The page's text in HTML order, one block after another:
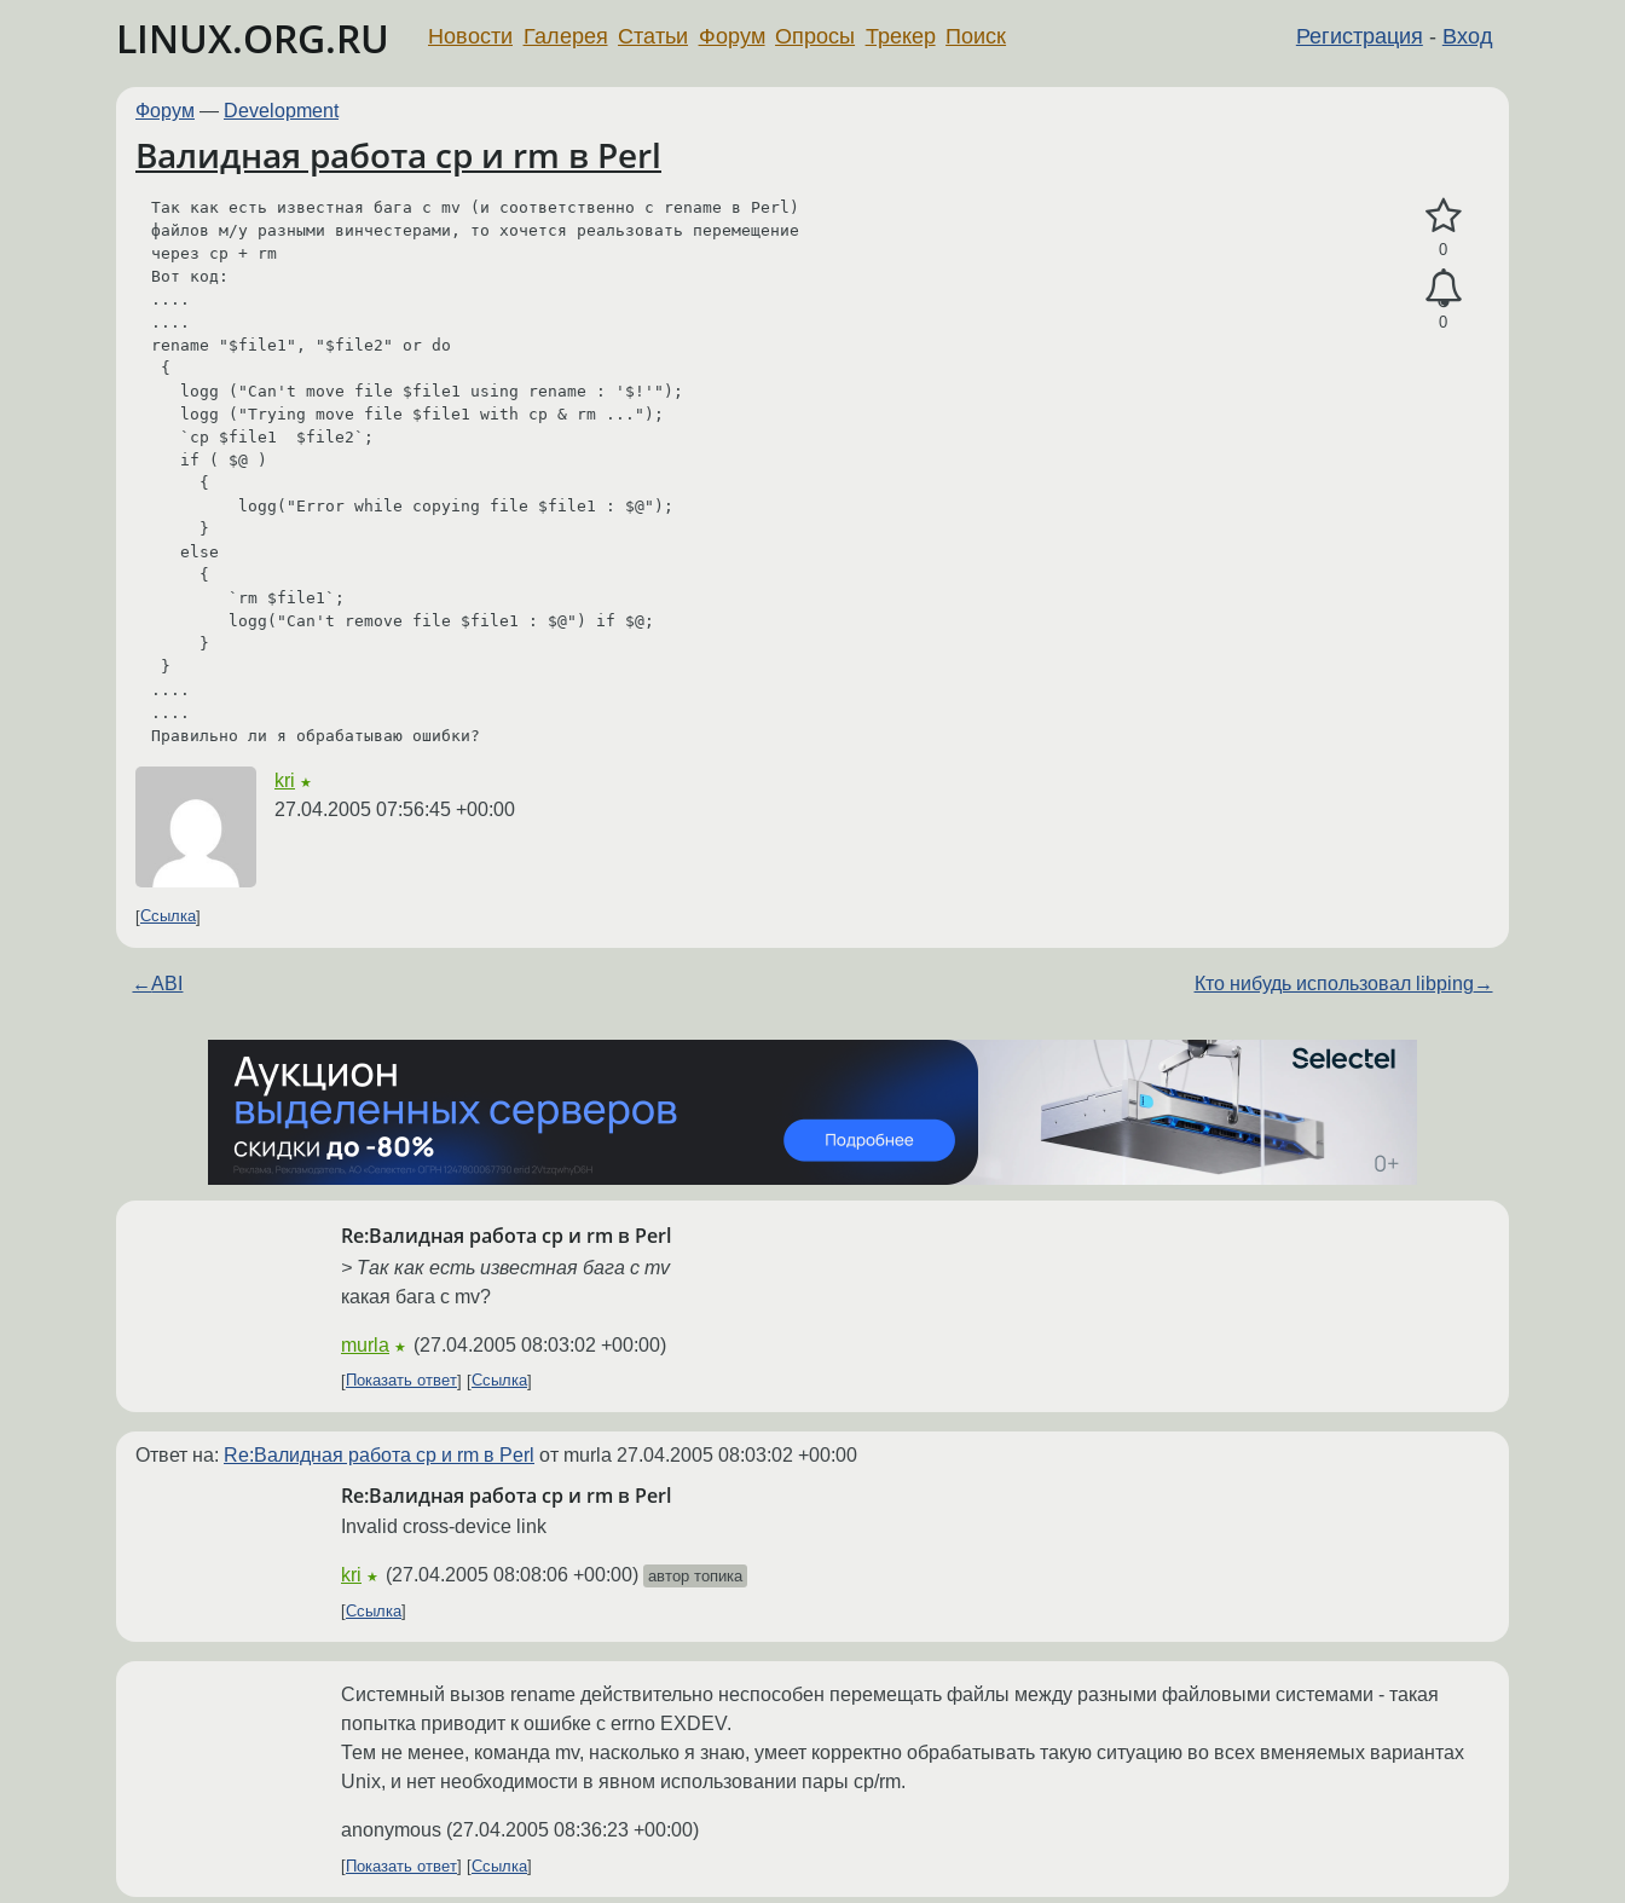
LINUX.ORG.RU Регистрация - Вход
Новости Галерея Статьи Форум Опросы Трекер Поиск
Форум — Development
Валидная работа cp и rm в Perl
0
0
Так как есть известная бага с mv (и соответственно с rename в Perl)
файлов м/у разными винчестерами, то хочется реальзовать перемещение
через cp + rm
Вот код:
....
....
rename "$file1", "$file2" or do
....
....
Правильно ли я обрабатываю ошибки?
kri ★
27.04.2005 07:56:45 +00:00
Ссылка
←ABI Кто нибудь использовал libping →
Re:Валидная работа cp и rm в Perl
> Так как есть известная бага с mv
какая бага с mv?
murla ★ (27.04.2005 08:03:02 +00:00)
Показать ответ Ссылка
Ответ на: Re:Валидная работа cp и rm в Perl от murla 27.04.2005 08:03:02 +00:00
Re:Валидная работа cp и rm в Perl
Invalid cross-device link
kri ★ (27.04.2005 08:08:06 +00:00) автор топика
Ссылка
Системный вызов rename действительно неспособен перемещать файлы между разными файловыми системами - такая
попытка приводит к ошибке с errno EXDEV.
Тем не менее, команда mv, насколько я знаю, умеет корректно обрабатывать такую ситуацию во всех вменяемых вариантах
Unix, и нет необходимости в явном использовании пары cp/rm.
anonymous (27.04.2005 08:36:23 +00:00)
Показать ответ Ссылка